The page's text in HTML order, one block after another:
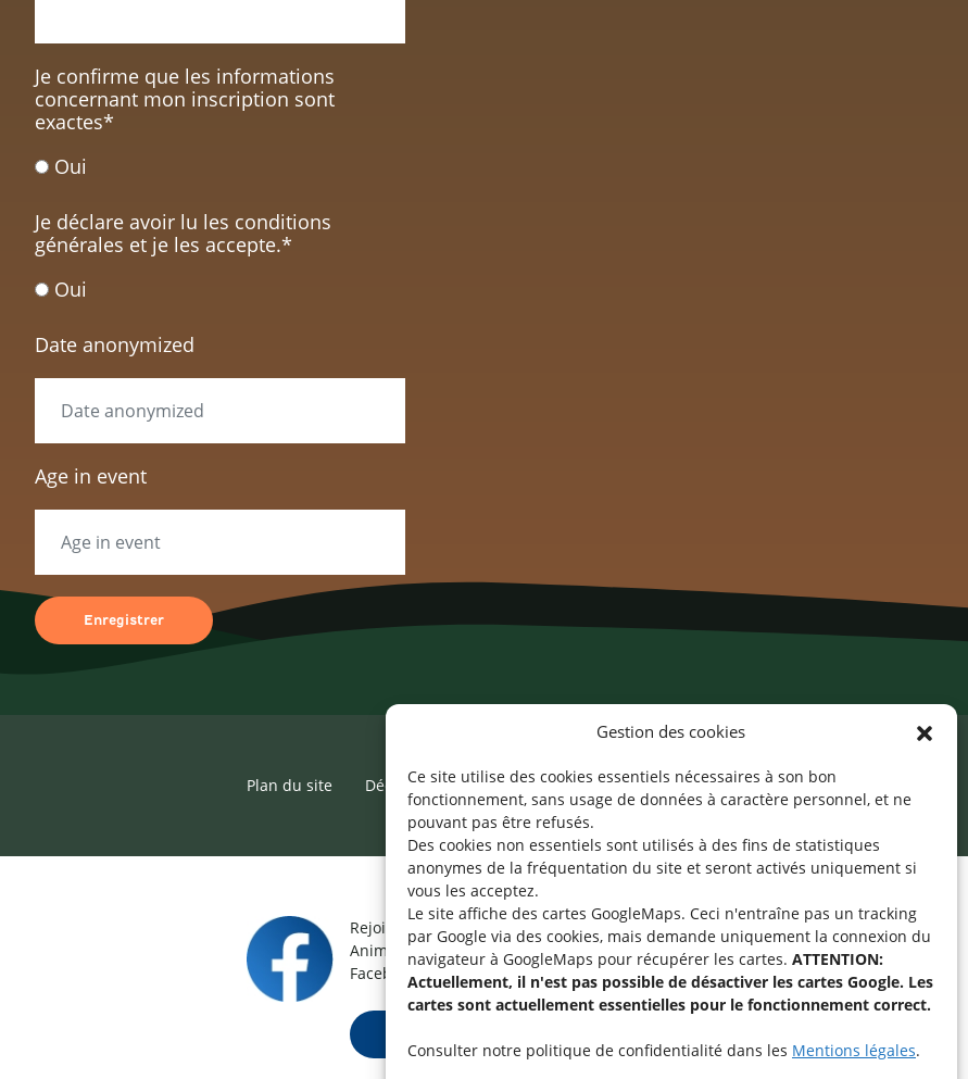
Gestion des cookies
Ce site utilise des cookies essentiels nécessaires à son bon
fonctionnement, sans usage de données à caractère personnel, et ne
pouvant pas être refusés.
Des cookies non essentiels sont utilisés à des fins de statistiques
anonymes de la fréquentation du site et seront activés uniquement si
vous les acceptez.
Le site affiche des cartes GoogleMaps. Ceci n'entraîne pas un tracking
par Google via des cookies, mais demande uniquement la connexion du
navigateur à GoogleMaps pour récupérer les cartes. ATTENTION:
Actuellement, il n'est pas possible de désactiver les cartes Google. Les
cartes sont actuellement essentielles pour le fonctionnement correct.
Consulter notre politique de confidentialité dans les Mentions légales.
Je confirme que les informations
concernant mon inscription sont
exactes*
Oui
Je déclare avoir lu les conditions
générales et je les accepte.*
Oui
Date anonymized
Age in event
Plan du site Déclaration d’accessibilité Mentions légales ©2026 SNJ
Rejoignez le groupe « Aide-Animateur /
Animateur / Aide-Technique » sur
Facebook.